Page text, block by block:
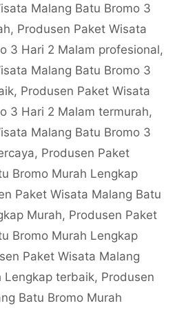
Malang Batu Bromo 3
, Produsen Paket Wisata
3 Hari 2 Malam profesional,
Malang Batu Bromo 3
, Produsen Paket Wisata
3 Hari 2 Malam termurah,
Malang Batu Bromo 3
, Produsen Paket
Bromo Murah Lengkap
Paket Wisata Malang Batu
Murah, Produsen Paket
Bromo Murah Lengkap
Paket Wisata Malang
Lengkap terbaik, Produsen
Batu Bromo Murah